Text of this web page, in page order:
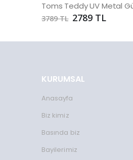
3789 TL 2789 TL
KURUMSAL
Anasayfa
Biz kimiz
Basında biz
Bayilerimiz